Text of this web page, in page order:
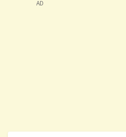
AD